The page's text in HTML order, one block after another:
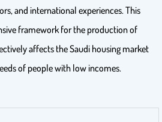
and international experiences. This
framework for the production of
affects the Saudi housing market
of people with low incomes.